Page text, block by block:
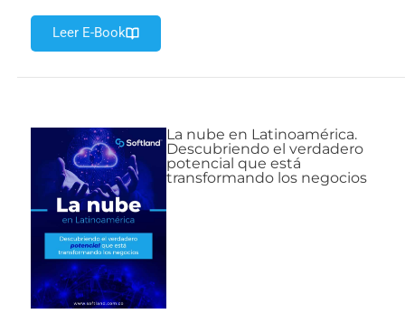
Leer E-Book
La nube en Latinoamérica.
Descubriendo el verdadero
potencial que está
transformando los negocios